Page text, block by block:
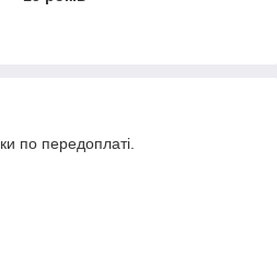
по передоплаті.